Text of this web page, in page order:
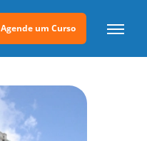
Agende um Curso